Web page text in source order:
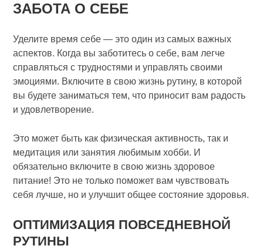
ЗАБОТА О СЕБЕ
Уделите время себе — это один из самых важных
аспектов. Когда вы заботитесь о себе, вам легче
справляться с трудностями и управлять своими
эмоциями. Включите в свою жизнь рутину, в которой
вы будете заниматься тем, что приносит вам радость
и удовлетворение.
Это может быть как физическая активность, так и
медитация или занятия любимым хобби. И
обязательно включите в свою жизнь здоровое
питание! Это не только поможет вам чувствовать
себя лучше, но и улучшит общее состояние здоровья.
ОПТИМИЗАЦИЯ ПОВСЕДНЕВНОЙ
РУТИНЫ